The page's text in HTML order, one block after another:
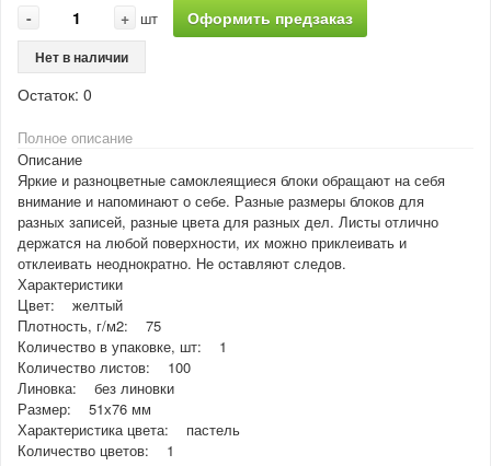
- + шт Оформить предзаказ
Нет в наличии
Остаток: 0
Полное описание
Описание
Яркие и разноцветные самоклеящиеся блоки обращают на себя
внимание и напоминают о себе. Разные размеры блоков для
разных записей, разные цвета для разных дел. Листы отлично
держатся на любой поверхности, их можно приклеивать и
отклеивать неоднократно. Не оставляют следов.
Характеристики
Цвет: желтый
Плотность, г/м2: 75
Количество в упаковке, шт: 1
Количество листов: 100
Линовка: без линовки
Размер: 51х76 мм
Характеристика цвета: пастель
Количество цветов: 1